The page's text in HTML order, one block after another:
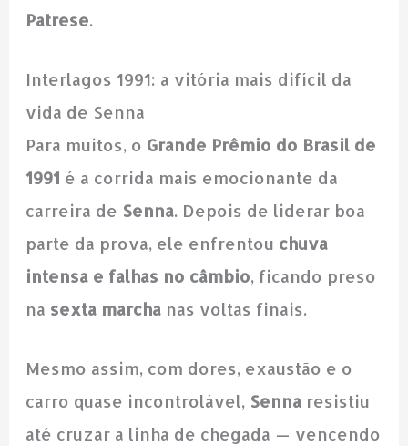
Patrese.
Interlagos 1991: a vitória mais difícil da
vida de Senna
Para muitos, o Grande Prêmio do Brasil de
1991 é a corrida mais emocionante da
carreira de Senna. Depois de liderar boa
parte da prova, ele enfrentou chuva
intensa e falhas no câmbio, ficando preso
na sexta marcha nas voltas finais.
Mesmo assim, com dores, exaustão e o
carro quase incontrolável, Senna resistiu
até cruzar a linha de chegada — vencendo